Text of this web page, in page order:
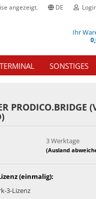
angezeigt. DE
Ihr
SONSTIGES
PRODICO.BRIDGE
3 Werktage
(Ausland
(einmalig):
3-Lizenz